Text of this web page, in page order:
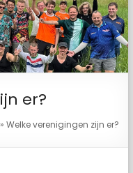
er?
»Welke verenigingen zijn er?